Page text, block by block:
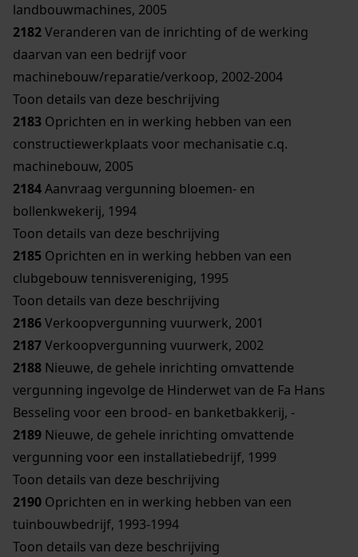
landbouwmachines, 2005
2182Veranderen van de inrichting of de werking
daarvan van een bedrijf voor
machinebouw/reparatie/verkoop, 2002-2004
Toon details van deze beschrijving
2183 Oprichten en in werking hebben van een
constructiewerkplaats voor mechanisatie c.q.
machinebouw, 2005
2184Aanvraag vergunning bloemen- en
bollenkwekerij, 1994
Toon details van deze beschrijving
2185 Oprichten en in werking hebben van een
clubgebouw tennisvereniging, 1995
Toon details van deze beschrijving
2186Verkoopvergunning vuurwerk, 2001
2187Verkoopvergunning vuurwerk, 2002
2188 Nieuwe, de gehele inrichting omvattende
vergunning ingevolge de Hinderwet van de Fa Hans
Besseling voor een brood- en banketbakkerij, -
2189 Nieuwe, de gehele inrichting omvattende
vergunning voor een installatiebedrijf, 1999
Toon details van deze beschrijving
2190 Oprichten en in werking hebben van een
tuinbouwbedrijf, 1993-1994
Toon details van deze beschrijving